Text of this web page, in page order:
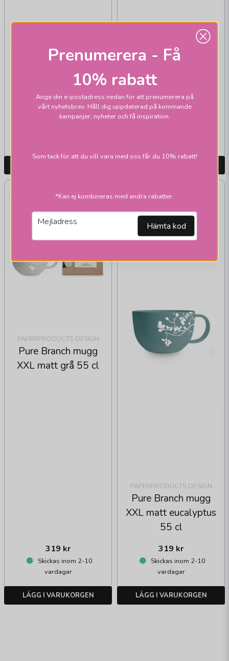
419 kr
Pure Branch temugg
guld 35 cl
419 kr
PAPERPRODUCTS DESIGN
Pure Branch mugg
XXL matt grå 55 cl
319 kr
Skickas inom 2-10
vardagar
LÄGG I VARUKORGEN
PAPERPRODUCTS DESIGN
Pure Branch mugg
XXL matt eucalyptus
55 cl
319 kr
Skickas inom 2-10
vardagar
LÄGG I VARUKORGEN
Prenumerera - Få
10% rabatt
Ange din e-postadress nedan för att prenumerera på
vårt nyhetsbrev. Håll dig uppdaterad på kommande
kampanjer, nyheter och få inspiration.
Som tack för att du vill vara med oss får du 10% rabatt!
*Kan ej kombineras med andra rabatter.
email
Mejladress Hämta kod